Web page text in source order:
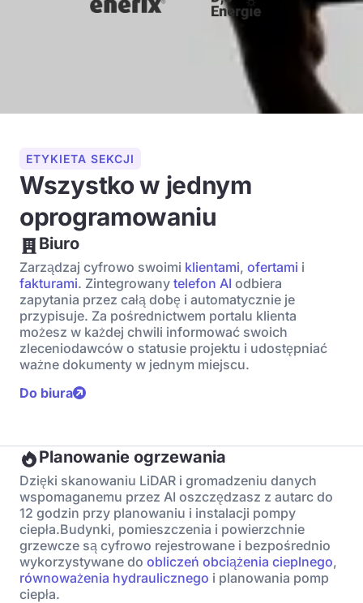
ETYKIETA SEKCJI
Wszystko w jednym
oprogramowaniu
Biuro
Zarządzaj cyfrowo swoimi klientami, ofertami i
fakturami. Zintegrowany telefon AI odbiera
zapytania przez całą dobę i automatycznie je
przypisuje. Za pośrednictwem portalu klienta
możesz w każdej chwili informować swoich
zleceniodawców o statusie projektu i udostępniać
ważne dokumenty w jednym miejscu.
Do biura
Planowanie ogrzewania
Dzięki skanowaniu LiDAR i gromadzeniu danych
wspomaganemu przez AI oszczędzasz z autarc do
12 godzin przy planowaniu i instalacji pompy
ciepła.Budynki, pomieszczenia i powierzchnie
grzewcze są cyfrowo rejestrowane i bezpośrednio
wykorzystywane do obliczeń obciążenia cieplnego,
równoważenia hydraulicznego i planowania pomp
ciepła.